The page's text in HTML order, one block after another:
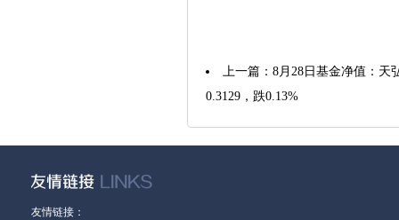
上一篇： 8月28日基金净值：天
0.3129，跌0.13%
友情链接：